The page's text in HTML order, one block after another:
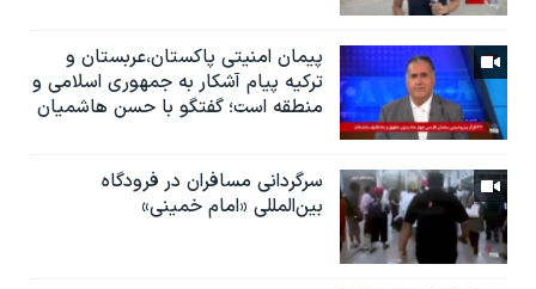
پیمان امنیتی پاکستان،عربستان و
ترکیه پیام آشکار به جمهوری اسلامی و
منطقه است؛ گفتگو با حسن هاشمیان
سرگردانی مسافران در فرودگاه
بین‌المللی «امام خمینی»